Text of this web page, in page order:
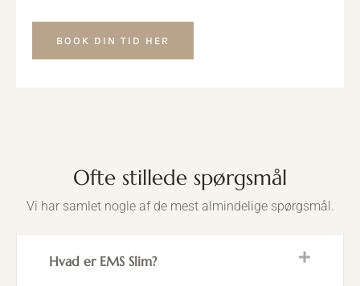
BOOK DIN TID HER
Ofte stillede spørgsmål
Vi har samlet nogle af de mest almindelige spørgsmål.
Hvad er EMS Slim?